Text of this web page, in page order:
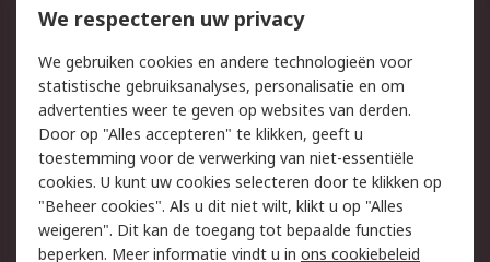
Bestellen
Inkoopoplossingen
Track & Trace
Wettelijk
Cookiebeleid
Email veiligheid
Privacybeleid
Websitevoorwaarden
Algemene
We respecteren uw privacy
We gebruiken cookies en andere technologieën voor
statistische gebruiksanalyses, personalisatie en om
advertenties weer te geven op websites van derden.
Door op "Alles accepteren" te klikken, geeft u
toestemming voor de verwerking van niet-essentiële
cookies. U kunt uw cookies selecteren door te klikken op
"Beheer cookies". Als u dit niet wilt, klikt u op "Alles
weigeren". Dit kan de toegang tot bepaalde functies
beperken. Meer informatie vindt u in ons cookiebeleid